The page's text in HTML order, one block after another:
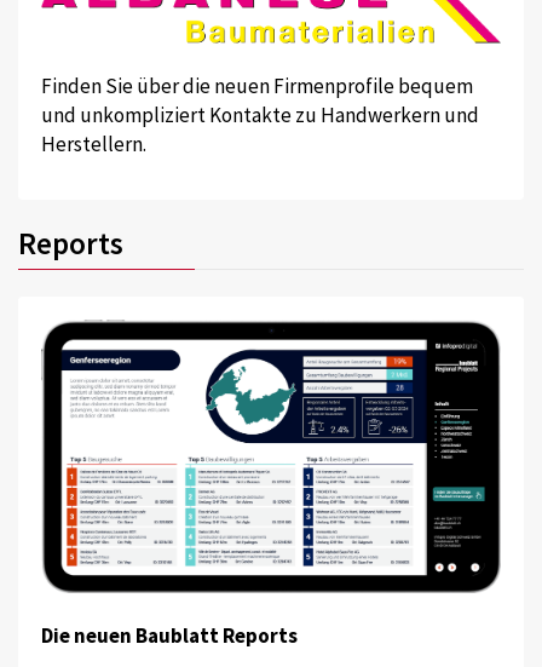
Finden Sie über die neuen Firmenprofile bequem
und unkompliziert Kontakte zu Handwerkern und
Herstellern.
Reports
Die neuen Baublatt Reports